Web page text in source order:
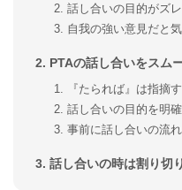
話し合いの目的がズ
自我の強い意見だと
PTAの話し合いをスム
『たられば』は指摘
話し合いの目的を明
事前に話し合いの流
話し合いの時は割り切